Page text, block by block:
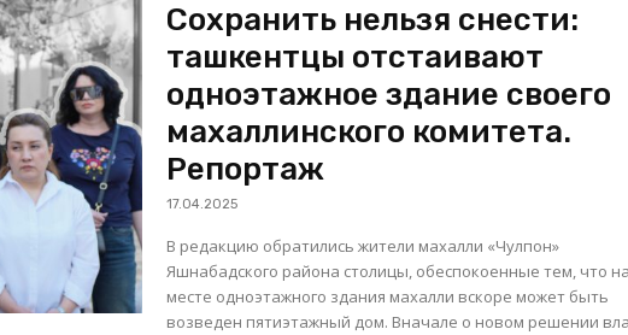
Сохранить нельзя снести:
ташкентцы отстаивают
одноэтажное здание своего
махаллинского комитета.
Репортаж
17.04.2025
В редакцию обратились жители махалли «Чулпон»
Яшнабадского района столицы, обеспокоенные тем, что
месте одноэтажного здания махалли вскоре может быть
возведен пятиэтажный дом. Вначале о новом решении властей